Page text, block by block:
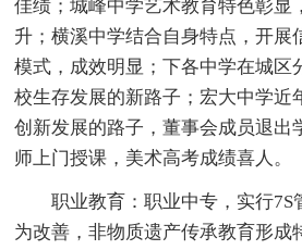
佳绩；城峰中学艺术教育特色彰显
升；横溪中学结合自身特点，开展
模式，成效明显；下各中学在城区
校生存发展的新路子；宏大中学近
创新发展的路子，董事会成员退出
师上门授课，美术高考成绩喜人。
职业教育：职业中专，实行7S
为改善，非物质遗产传承教育形成